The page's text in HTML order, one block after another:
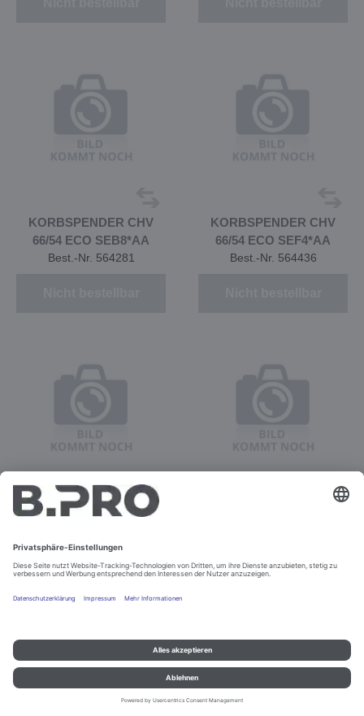
KORBSPENDER CHV
66/54 ECO SEB8*AA
Best.-Nr. 564281
KORBSPENDER CHV
66/54 ECO SEF4*AA
Best.-Nr. 564436
KORBSPENDER CHV
Best.-Nr. 564285
Impressum und Datenschutz Kontakt
Rechtliche Hinweise
© B.PRO Catering Solutions 2022